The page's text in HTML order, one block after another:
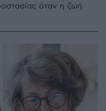
όταν η ζωή